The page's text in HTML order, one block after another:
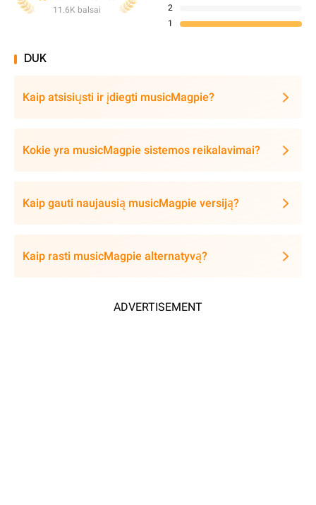
11.6K balsai
2
1
DUK
Kaip atsisiųsti ir įdiegti musicMagpie?
Kokie yra musicMagpie sistemos reikalavimai?
Kaip gauti naujausią musicMagpie versiją?
Kaip rasti musicMagpie alternatyvą?
ADVERTISEMENT